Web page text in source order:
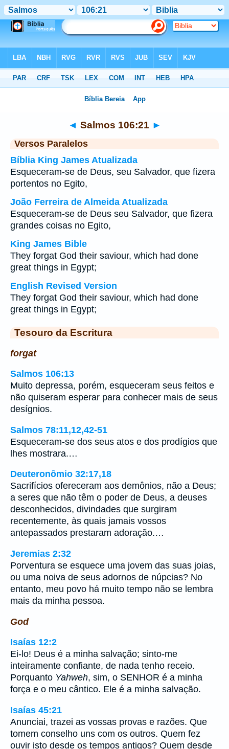
◄ Salmos 106:21 ►
Versos Paralelos
Bíblia King James Atualizada
Esqueceram-se de Deus, seu Salvador, que fizera
portentos no Egito,
João Ferreira de Almeida Atualizada
Esqueceram-se de Deus seu Salvador, que fizera
grandes coisas no Egito,
King James Bible
They forgat God their saviour, which had done
great things in Egypt;
English Revised Version
They forgat God their saviour, which had done
great things in Egypt;
Tesouro da Escritura
forgat
Salmos 106:13
Muito depressa, porém, esqueceram seus feitos e
não quiseram esperar para conhecer mais de seus
desígnios.
Salmos 78:11,12,42-51
Esqueceram-se dos seus atos e dos prodígios que
lhes mostrara.…
Deuteronômio 32:17,18
Sacrifícios ofereceram aos demônios, não a Deus;
a seres que não têm o poder de Deus, a deuses
desconhecidos, divindades que surgiram
recentemente, às quais jamais vossos
antepassados prestaram adoração.…
Jeremias 2:32
Porventura se esquece uma jovem das suas joias,
ou uma noiva de seus adornos de núpcias? No
entanto, meu povo há muito tempo não se lembra
mais da minha pessoa.
God
Isaías 12:2
Ei-lo! Deus é a minha salvação; sinto-me
inteiramente confiante, de nada tenho receio.
Porquanto Yahweh, sim, o SENHOR é a minha
força e o meu cântico. Ele é a minha salvação.
Isaías 45:21
Anunciai, trazei as vossas provas e razões. Que
tomem conselho uns com os outros. Quem fez
ouvir isto desde os tempos antigos? Quem desde